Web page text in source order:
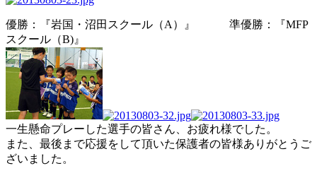
優勝：『岩国・沼田スクール（A）』 準優勝：『MFP
スクール（B)』
一生懸命プレーした選手の皆さん、お疲れ様でした。
また、最後まで応援をして頂いた保護者の皆様ありがとうご
ざいました。